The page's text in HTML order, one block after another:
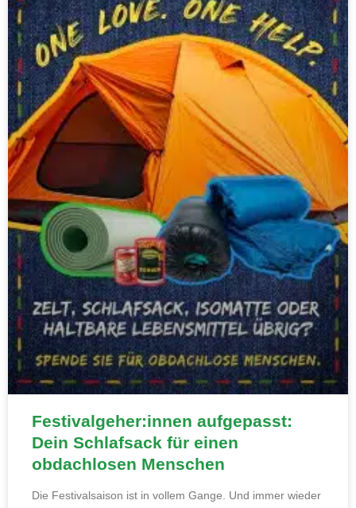
Festivalgeher:innen aufgepasst:
Dein Schlafsack für einen
obdachlosen Menschen
Die Festivalsaison ist in vollem Gange. Und immer wieder